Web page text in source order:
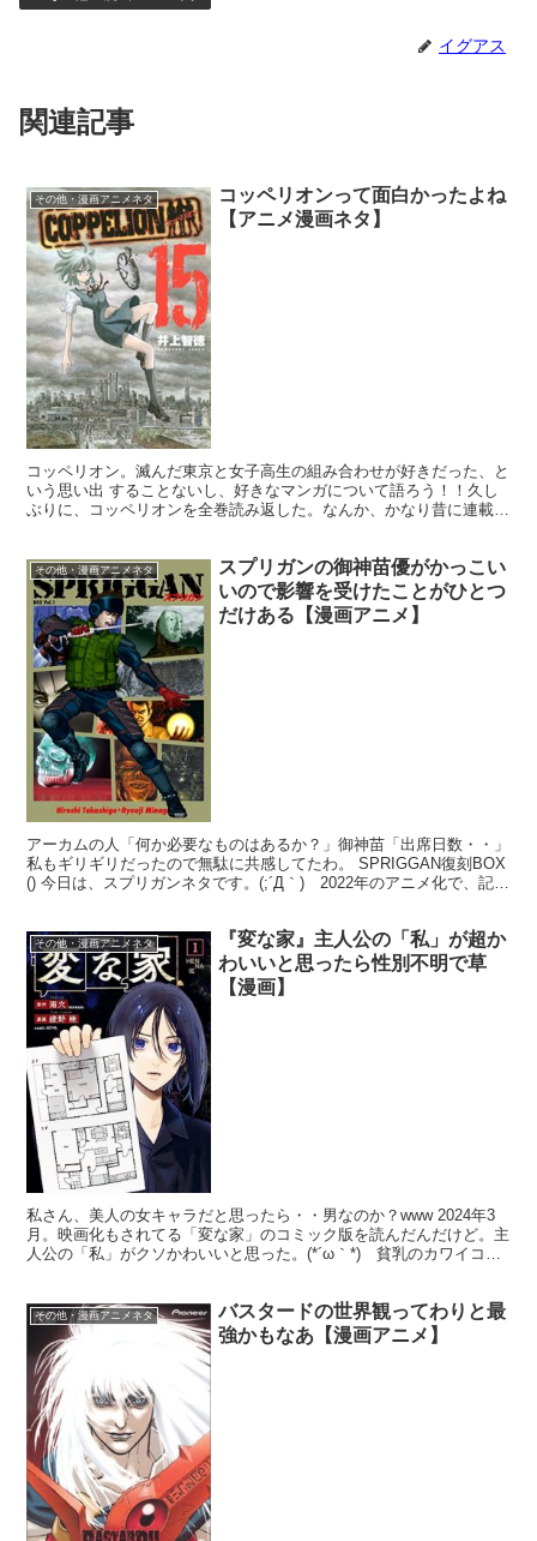
イグアス
関連記事
その他・漫画アニメネタ
コッペリオンって面白かったよね
【アニメ漫画ネタ】
コッペリオン。滅んだ東京と女子高生の組み合わせが好きだった、と
いう思い出 することないし、好きなマンガについて語ろう！！久し
ぶりに、コッペリオンを全巻読み返した。なんか、かなり昔に連載終
その他・漫画アニメネタ
スプリガンの御神苗優がかっこい
いので影響を受けたことがひとつ
だけある【漫画アニメ】
アーカムの人「何か必要なものはあるか？」御神苗「出席日数・・」
私もギリギリだったので無駄に共感してたわ。 SPRIGGAN復刻BOX
() 今日は、スプリガンネタです。(;´Д｀) 2022年のアニメ化で、記念
その他・漫画アニメネタ
『変な家』主人公の「私」が超か
わいいと思ったら性別不明で草
【漫画】
私さん、美人の女キャラだと思ったら・・男なのか？www 2024年3
月。映画化もされてる「変な家」のコミック版を読んだんだけど。主
人公の「私」がクソかわいいと思った。(*´ω｀*) 貧乳のカワイコち
その他・漫画アニメネタ
バスタードの世界観ってわりと最
強かもなあ【漫画アニメ】